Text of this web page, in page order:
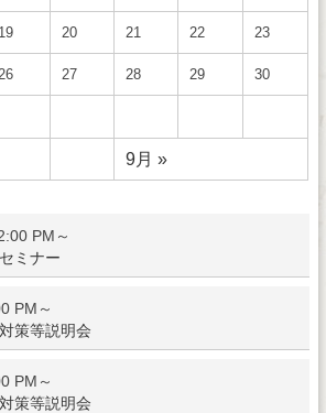
19 20 21 22 23
26 27 28 29 30
9月 »
PM～
ミナー
PM～
策等説明会
PM～
策等説明会